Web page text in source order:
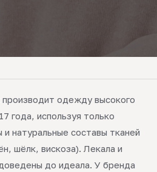
одежду высокого
года, используя только
и натуральные составы тканей
шёлк, вискоза). Лекала и
до идеала. У бренда